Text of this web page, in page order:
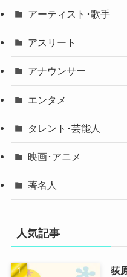
アーティスト･歌手
アスリート
アナウンサー
エンタメ
タレント･芸能人
映画･アニメ
著名人
人気記事
荻